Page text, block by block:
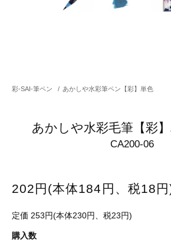
彩-SAI-筆ペン / あかしや水彩筆ペン【彩】単色
あかしや水彩毛筆【彩
CA200-06
202円(本体184円、税18円
定価 253円(本体230円、税23円)
購入数